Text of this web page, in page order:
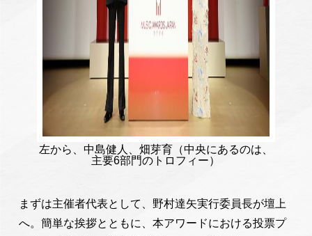
左から、中島健人、畑芽育（中央にあるのは、
主要6部門のトロフィー）
まずは主催者代表として、野村達矢実行委員長が壇上
へ。簡単な挨拶とともに、本アワードにおける投票プ